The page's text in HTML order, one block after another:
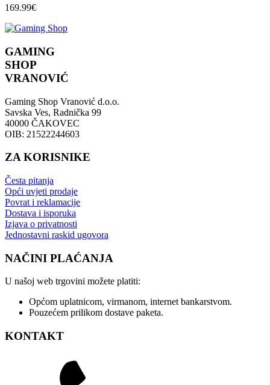
169.99€
GAMING
SHOP
VRANOVIĆ
Gaming Shop Vranović d.o.o.
Savska Ves, Radnička 99
40000 ČAKOVEC
OIB: 21522244603
ZA KORISNIKE
Česta pitanja
Opći uvjeti prodaje
Povrat i reklamacije
Dostava i isporuka
Izjava o privatnosti
Jednostavni raskid ugovora
NAČINI PLAĆANJA
U našoj web trgovini možete platiti:
Općom uplatnicom, virmanom, internet bankarstvom.
Pouzećem prilikom dostave paketa.
KONTAKT